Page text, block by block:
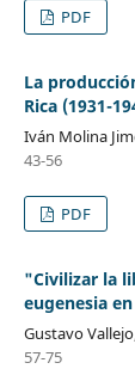
PDF
La
Rica (1931-
Iván Molina
43-56
PDF
"Civilizar la
eugenesia
Gustavo
57-75